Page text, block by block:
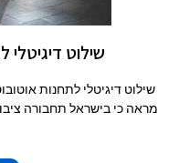
שילוט דיגיטלי
שילוט דיגיטלי לתחנות
מראה כי בישראל תחבורה ציבורית